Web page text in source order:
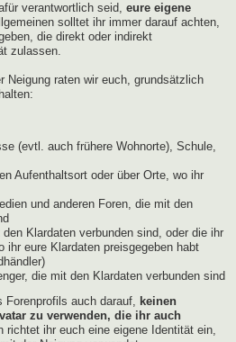
verantwortlich seid, eure eigene
solltet ihr immer darauf achten,
die direkt oder indirekt
zulassen.
Neigung raten wir euch, grundsätzlich
(evtl. auch frühere Wohnorte), Schule,
Aufenthaltsort oder über Orte, wo ihr
und anderen Foren, die mit den
Klardaten verbunden sind, oder die ihr
ihr eure Klardaten preisgegeben habt
die mit den Klardaten verbunden sind
auch darauf, keinen
zu verwenden, die ihr auch
richtet ihr euch eine eigene Identität ein,